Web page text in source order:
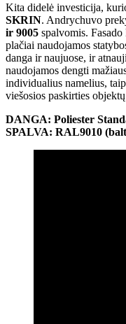
Kita didelė investicija,
SKRIN. Andrychuvo
ir 9005 spalvomis. Fasado
plačiai naudojamos
danga ir naujuose, ir
naudojamos dengti
individualius namelius,
viešosios paskirties
DANGA: Poliester
SPALVA: RAL9010